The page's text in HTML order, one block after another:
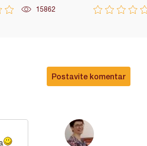
15862
Postavite komentar